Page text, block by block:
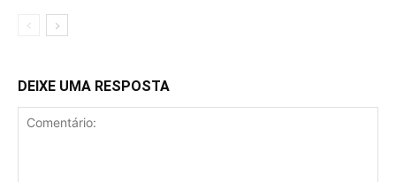
DEIXE UMA RESPOSTA